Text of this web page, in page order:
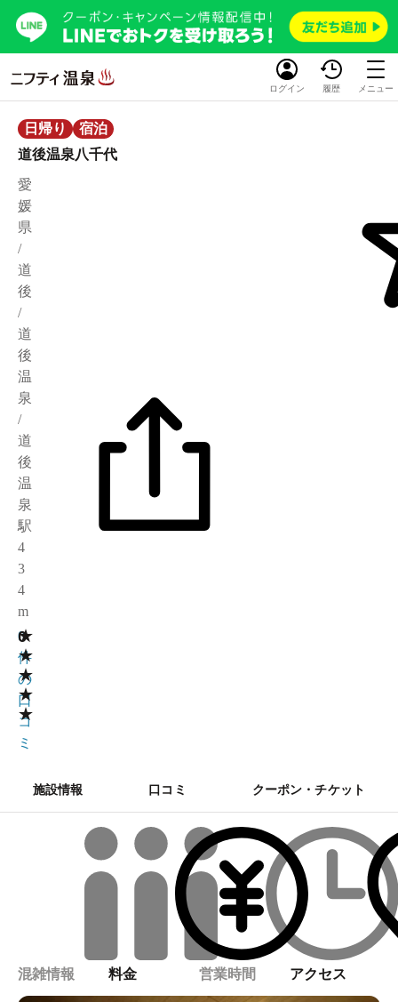
ログイン 履歴 メニュー
日帰り
宿泊
道後温泉八千代
愛
媛
県
/
道
後
/
道
後
温
泉
/
道
後
温
泉
駅
4
3
4
m
★
★
★
★
★
0
0
件
の
口
コ
ミ
施設情報 口コミ クーポン・チケット
混雑情報 料金 営業時間 アクセス